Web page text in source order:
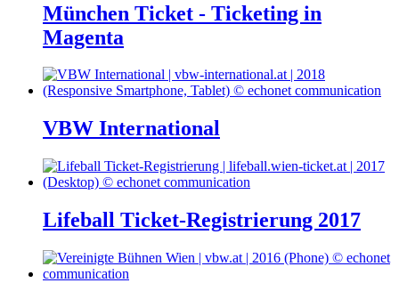
München Ticket - Ticketing in
Magenta
VBW International
Lifeball Ticket-Registrierung 2017